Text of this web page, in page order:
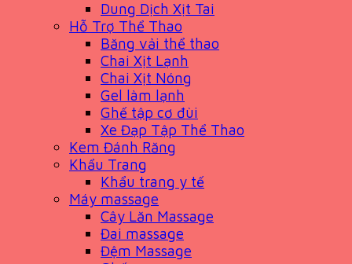
Dung Dịch Xịt Tai
Hỗ Trợ Thể Thao
Băng vải thể thao
Chai Xịt Lạnh
Chai Xịt Nóng
Gel làm lạnh
Ghế tập cơ đùi
Xe Đạp Tập Thể Thao
Kem Đánh Răng
Khẩu Trang
Khẩu trang y tế
Máy massage
Cây Lăn Massage
Đai massage
Đệm Massage